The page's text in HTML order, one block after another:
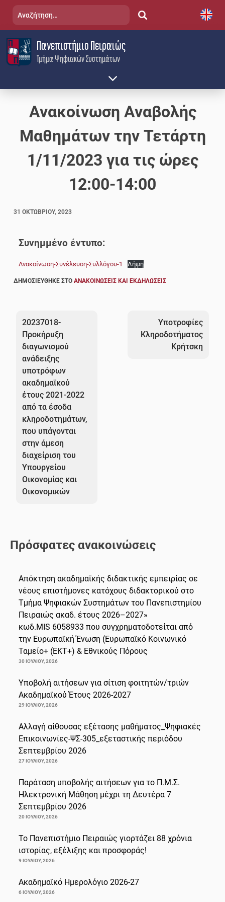
content
Τμήμα Ψηφιακών Συστημάτων
Πανεπιστήμιο Πειραιώς
Αναζήτηση
Ανακοίνωση Αναβολής
Μαθημάτων την Τετάρτη
1/11/2023 για τις ώρες
12:00-14:00
31 ΟΚΤΩΒΡΊΟΥ, 2023
Συνημμένο έντυπο:
Ανακοίνωση-Συνέλευση-Συλλόγου-1 Λήψη
ΔΗΜΟΣΙΕΎΘΗΚΕ ΣΤΟΑΝΑΚΟΙΝΏΣΕΙΣ ΚΑΙ ΕΚΔΗΛΏΣΕΙΣ
άρθρων
20237018-
Προκήρυξη
διαγωνισμού
ανάδειξης
υποτρόφων
ακαδημαϊκού
έτους 2021-2022
από τα έσοδα
κληροδοτημάτων,
που υπάγονται
στην άμεση
διαχείριση του
Υπουργείου
Οικονομίας και
Οικονομικών
Υποτροφίες
Κληροδοτήματος
Κρήτσκη
Πρόσφατες ανακοινώσεις
Απόκτηση ακαδημαϊκής διδακτικής εμπειρίας σε
νέους επιστήμονες κατόχους διδακτορικού στο
Τμήμα Ψηφιακών Συστημάτων του Πανεπιστημίου
Πειραιώς ακαδ. έτους 2026–2027»
κωδ.MIS 6058933 που συγχρηματοδοτείται από
την Ευρωπαϊκή Ένωση (Ευρωπαϊκό Κοινωνικό
Ταμείο+ (ΕΚΤ+) & Εθνικούς Πόρους
30 ΙΟΥΛΊΟΥ, 2026
Υποβολή αιτήσεων για σίτιση φοιτητών/τριών
Ακαδημαϊκού Έτους 2026-2027
29 ΙΟΥΛΊΟΥ, 2026
Αλλαγή αίθουσας εξέτασης μαθήματος_Ψηφιακές
Επικοινωνίες-ΨΣ-305_εξεταστικής περιόδου
Σεπτεμβρίου 2026
27 ΙΟΥΛΊΟΥ, 2026
Παράταση υποβολής αιτήσεων για το Π.Μ.Σ.
Ηλεκτρονική Μάθηση μέχρι τη Δευτέρα 7
Σεπτεμβρίου 2026
20 ΙΟΥΛΊΟΥ, 2026
Το Πανεπιστήμιο Πειραιώς γιορτάζει 88 χρόνια
ιστορίας, εξέλιξης και προσφοράς!
9 ΙΟΥΛΊΟΥ, 2026
Ακαδημαϊκό Ημερολόγιο 2026-27
6 ΙΟΥΛΊΟΥ, 2026